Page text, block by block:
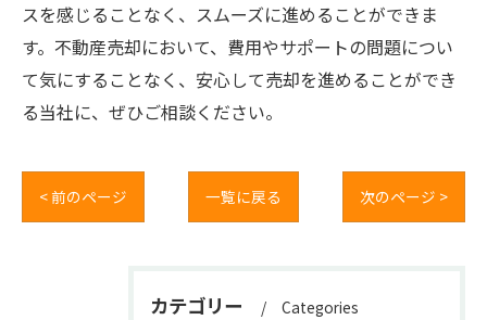
スを感じることなく、スムーズに進めることができま
す。不動産売却において、費用やサポートの問題につい
て気にすることなく、安心して売却を進めることができ
る当社に、ぜひご相談ください。
< 前のページ 一覧に戻る 次のページ >
カテゴリー Categories